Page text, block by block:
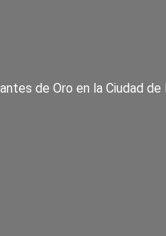
de Oro en la Ciudad